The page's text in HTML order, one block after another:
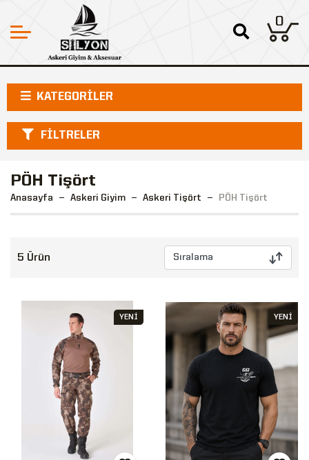
0
KATEGORİLER
FİLTRELER
PÖH Tişört
Anasayfa Askeri Giyim Askeri Tişört PÖH Tişört
5 Ürün
YENİ YENİ